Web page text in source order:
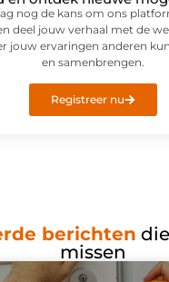
nog de kans om ons
deel jouw verhaal met de
jouw ervaringen anderen
en samenbrengen.
Registreer nu
berichten
missen